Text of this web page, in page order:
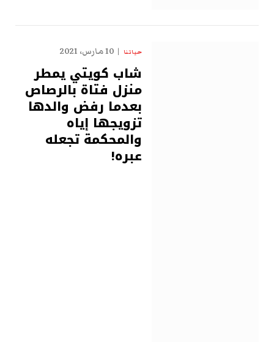
حياتنا 10 مارس، 2021
شاب كويتي يمطر
منزل فتاة بالرصاص
بعدما رفض والدها
تزويجها إياه
والمحكمة تجعله
عبره!